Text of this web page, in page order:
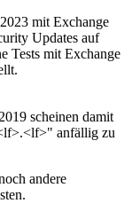
mit Exchange
Updates auf
Tests mit Exchange
scheinen damit
anfällig zu
andere